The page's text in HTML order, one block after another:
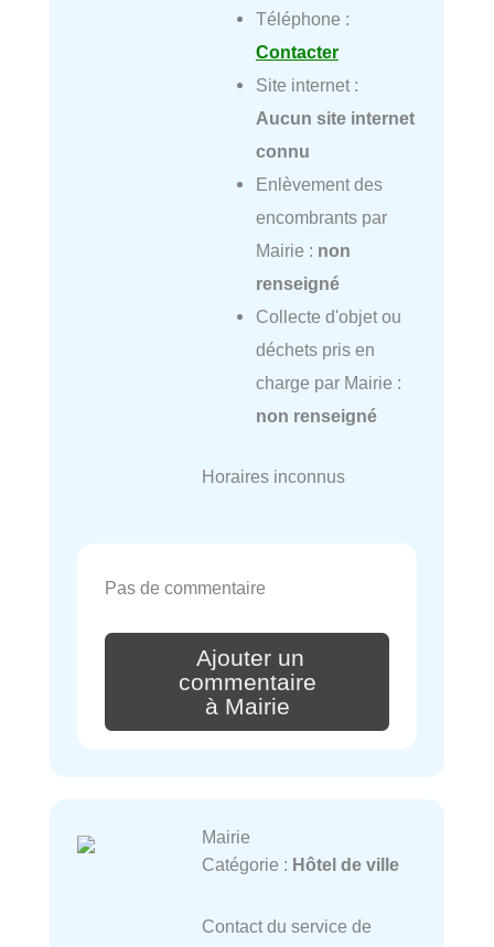
Téléphone :
Contacter
Site internet :
Aucun site internet
connu
Enlèvement des
encombrants par
Mairie : non
renseigné
Collecte d'objet ou
déchets pris en
charge par Mairie :
non renseigné
Horaires inconnus
Pas de commentaire
Ajouter un
commentaire
à Mairie
Mairie
Catégorie : Hôtel de ville
Contact du service de